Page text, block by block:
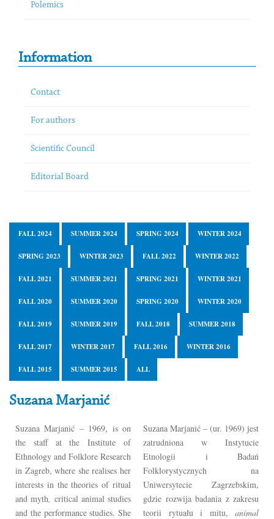
Polemics
Information
Contact
For authors
Scientific Council
Editorial Board
FALL 2024 SUMMER 2024 SPRING 2024 WINTER 2024
SPRING 2023 WINTER 2023 FALL 2022 WINTER 2022
FALL 2021 SUMMER 2021 SPRING 2021 WINTER 2021
FALL 2020 SUMMER 2020 SPRING 2020 WINTER 2020
FALL 2019 SUMMER 2019 FALL 2018 SUMMER 2018
FALL 2017 WINTER 2017 FALL 2016 WINTER 2016
FALL 2015 SUMMER 2015 ALL
Suzana Marjanić
Suzana Marjanić – 1969, is on
the staff at the Institute of
Ethnology and Folklore Research
in Zagreb, where she realises her
interests in the theories of ritual
and myth, critical animal studies
and the performance studies. She
Suzana Marjanić – (ur. 1969) jest
zatrudniona w Instytucie
Etnologii i Badań
Folklorystycznych na
Uniwersytecie Zagrzebskim,
gdzie rozwija badania z zakresu
teorii rytuału i mitu, animal